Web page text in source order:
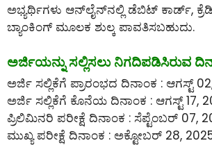
ಅಭ್ಯರ್ಥಿಗಳು ಆನ್‌ಲೈನ್‌ನಲ್ಲಿ ಡೆಬಿಟ್ ಕಾರ್ಡ್,
ಬ್ಯಾಂಕಿಂಗ್ ಮೂಲಕ ಶುಲ್ಕ ಪಾವತಿಸಬಹುದು.
ಅರ್ಜಿಯನ್ನು ಸಲ್ಲಿಸಲು ನಿಗದಿಪಡಿಸಿರುವ
ಅರ್ಜಿ ಸಲ್ಲಿಕೆಗೆ ಪ್ರಾರಂಭದ ದಿನಾಂಕ : ಆಗಸ್ಟ್
ಅರ್ಜಿ ಸಲ್ಲಿಕೆಗೆ ಕೊನೆಯ ದಿನಾಂಕ : ಆಗಸ್ಟ್ 17,
ಪ್ರಿಲಿಮಿನರಿ ಪರೀಕ್ಷೆ ದಿನಾಂಕ : ಸೆಪ್ಟೆಂಬರ್ 07,
ಮುಖ್ಯ ಪರೀಕ್ಷೆ ದಿನಾಂಕ : ಅಕ್ಟೋಬರ್ 28,